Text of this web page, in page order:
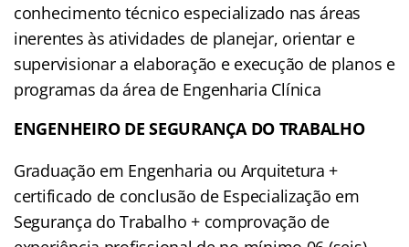
conhecimento técnico especializado nas áreas
inerentes às atividades de planejar, orientar e
supervisionar a elaboração e execução de planos e
programas da área de Engenharia Clínica
ENGENHEIRO DE SEGURANÇA DO TRABALHO
Graduação em Engenharia ou Arquitetura +
certificado de conclusão de Especialização em
Segurança do Trabalho + comprovação de